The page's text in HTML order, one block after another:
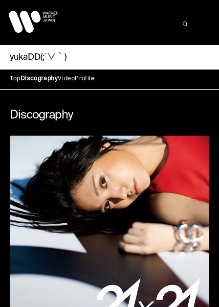
yukaDD(;´∀｀)
Top DiscographyVideoProfile
Discography